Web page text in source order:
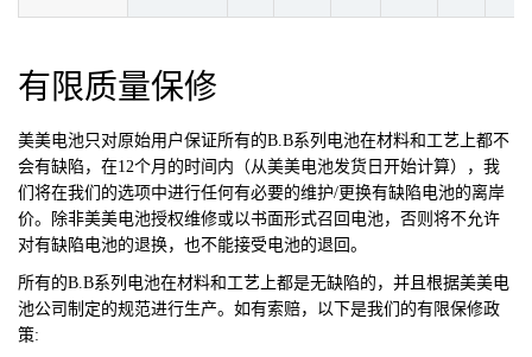
有限质量保修
美美电池 只对原始用户保证所有的B.B系列电池在材料和工艺上都不
会有缺陷，在12个月的时间内（从美美电池发货日开始计算），我
们将在我们的选项中进行任何有必要的维护/更换有缺陷电池的离岸
价。除非美美电池授权维修或以书面形式召回电池，否则将不允许
对有缺陷电池的退换，也不能接受电池的退回。
所有的B.B系列电池在材料和工艺上都是无缺陷的，并且根据美美电
池公司制定的规范进行生产。如有索赔，以下是我们的有限保修政
策: